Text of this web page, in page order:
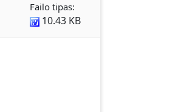
Failo tipas:
10.43 KB